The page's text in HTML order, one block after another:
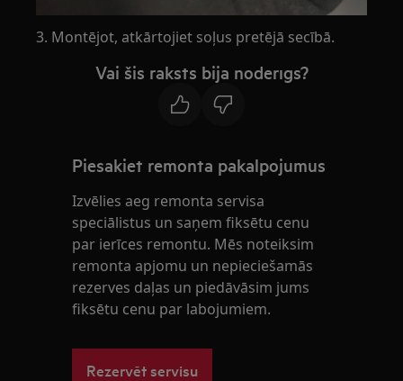
3. Montējot, atkārtojiet soļus pretējā secībā.
Vai šis raksts bija noderīgs?
Piesakiet remonta pakalpojumus
Izvēlies aeg remonta servisa
speciālistus un saņem fiksētu cenu
par ierīces remontu. Mēs noteiksim
remonta apjomu un nepieciešamās
rezerves daļas un piedāvāsim jums
fiksētu cenu par labojumiem.
Rezervēt servisu